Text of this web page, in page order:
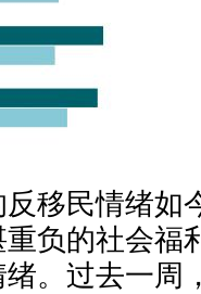
民情绪如
负的社会福
。过去一周